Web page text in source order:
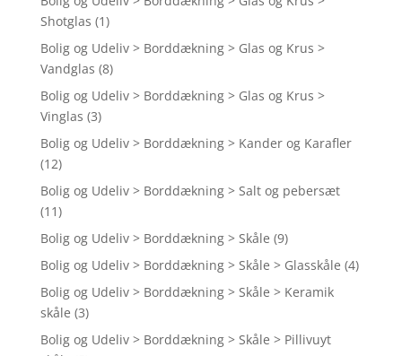
Shotglas (1)
Bolig og Udeliv > Borddækning > Glas og Krus >
Vandglas (8)
Bolig og Udeliv > Borddækning > Glas og Krus >
Vinglas (3)
Bolig og Udeliv > Borddækning > Kander og Karafler
(12)
Bolig og Udeliv > Borddækning > Salt og pebersæt
(11)
Bolig og Udeliv > Borddækning > Skåle (9)
Bolig og Udeliv > Borddækning > Skåle > Glasskåle (4)
Bolig og Udeliv > Borddækning > Skåle > Keramik
skåle (3)
Bolig og Udeliv > Borddækning > Skåle > Pillivuyt